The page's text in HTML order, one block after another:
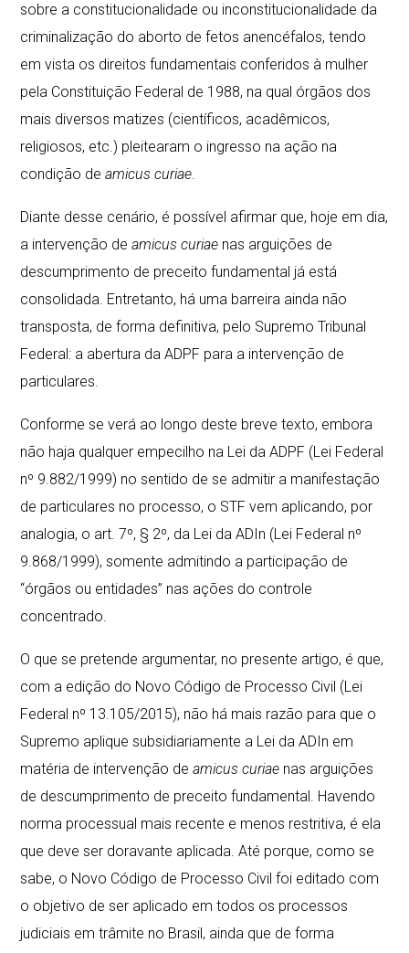
sobre a constitucionalidade ou inconstitucionalidade da
criminalização do aborto de fetos anencéfalos, tendo
em vista os direitos fundamentais conferidos à mulher
pela Constituição Federal de 1988, na qual órgãos dos
mais diversos matizes (científicos, acadêmicos,
religiosos, etc.) pleitearam o ingresso na ação na
condição deamicus curiae.
Diante desse cenário, é possível afirmar que, hoje em dia,
a intervenção deamicus curiae nas arguições de
descumprimento de preceito fundamental já está
consolidada. Entretanto, há uma barreira ainda não
transposta, de forma definitiva, pelo Supremo Tribunal
Federal: a abertura da ADPF para a intervenção de
particulares.
Conforme se verá ao longo deste breve texto, embora
não haja qualquer empecilho na Lei da ADPF (Lei Federal
nº 9.882/1999) no sentido de se admitir a manifestação
de particulares no processo, o STF vem aplicando, por
analogia, o art. 7º, § 2º, da Lei da ADIn (Lei Federal nº
9.868/1999), somente admitindo a participação de
“órgãos ou entidades” nas ações do controle
concentrado.
O que se pretende argumentar, no presente artigo, é que,
com a edição do Novo Código de Processo Civil (Lei
Federal nº 13.105/2015), não há mais razão para que o
Supremo aplique subsidiariamente a Lei da ADIn em
matéria de intervenção deamicus curiae nas arguições
de descumprimento de preceito fundamental. Havendo
norma processual mais recente e menos restritiva, é ela
que deve ser doravante aplicada. Até porque, como se
sabe, o Novo Código de Processo Civil foi editado com
o objetivo de ser aplicado em todos os processos
judiciais em trâmite no Brasil, ainda que de forma